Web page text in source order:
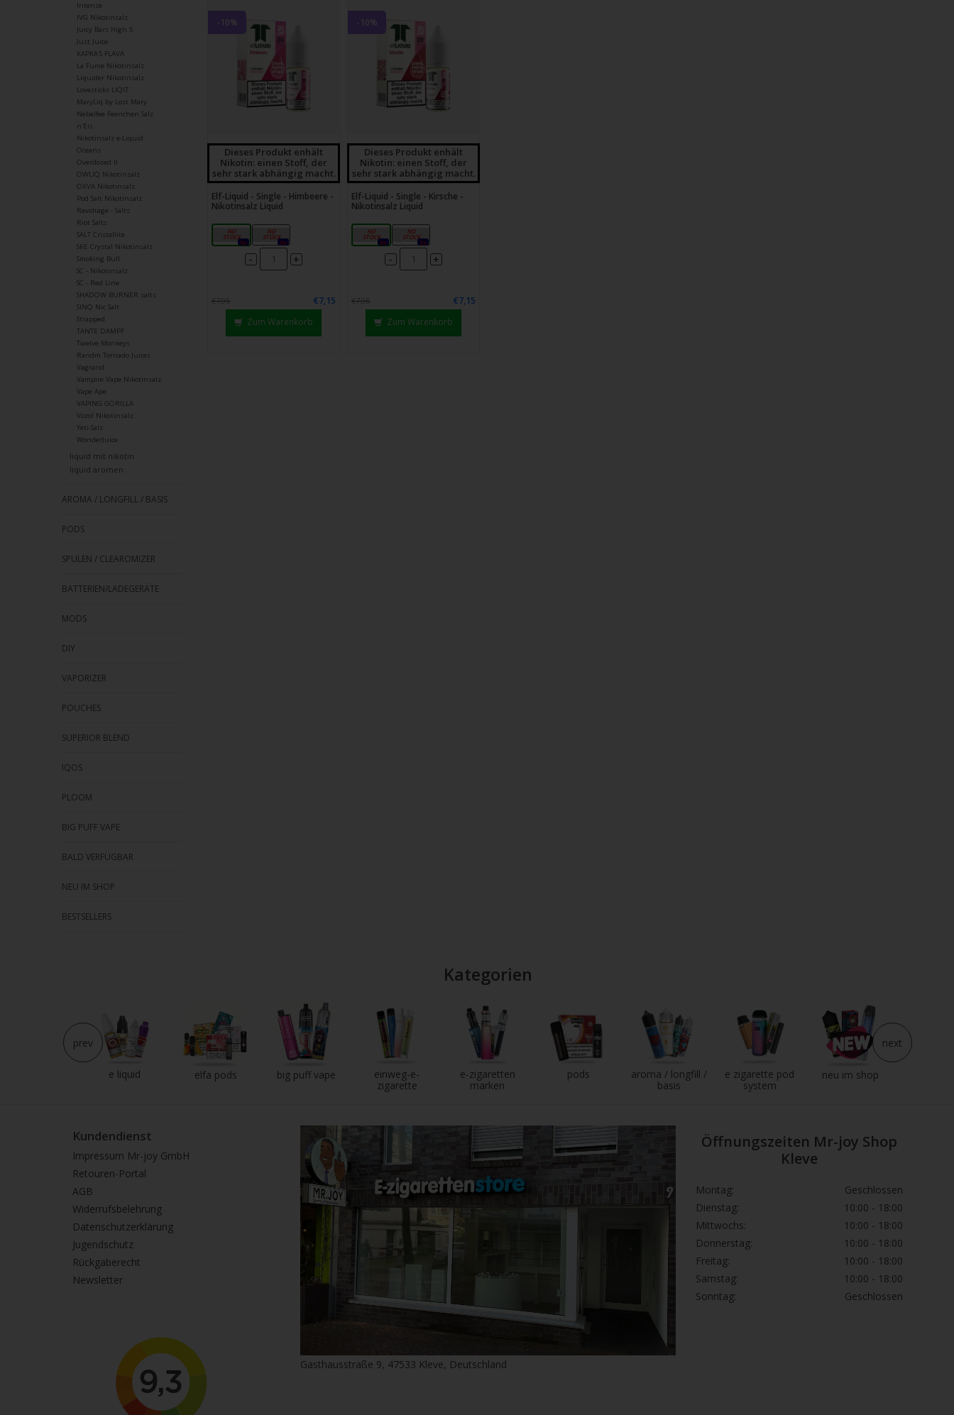
Intense
IVG Nikotinsalz
Juicy Bars High 5
Just Juice
KAPKA'S FLAVA
La Fume Nikotinsalz
Liquider Nikotinsalz
Lovesticks LIQIT
MaryLiq by Lost Mary
Nebelfee Feenchen Salz
n'Eis
Nikotinsalz e-Liquid
Oceans
Overdosed II
OWLIQ Nikotinsalz
OXVA Nikotinsalz
Pod Salt Nikotinsalz
Revoltage - Salts
Riot Salts
SALT Cristallite
SKE Crystal Nikotinsalz
Smoking Bull
SC - Nikotinsalz
SC - Red Line
SHADOW BURNER salts
SINQ Nic Salt
Strapped
TANTE DAMPF
Twelve Monkeys
Randm Tornado Juices
Vagrand
Vampire Vape Nikotinsalz
Vape Ape
VAPING GORILLA
Vozol Nikotinsalz
Yeti-Salz
WonderJuice
liquid mit nikotin
liquid aromen
AROMA / LONGFILL / BASIS
PODS
SPULEN / CLEAROMIZER
BATTERIEN/LADEGERÄTE
MODS
DIY
VAPORIZER
POUCHES
SUPERIOR BLEND
IQOS
PLOOM
BIG PUFF VAPE
BALD VERFÜGBAR
NEU IM SHOP
BESTSELLERS
-10%
Dieses Produkt enhält
Nikotin: einen Stoff, der
sehr stark abhängig macht.
Elf-Liquid - Single - Himbeere -
Nikotinsalz Liquid
10mg
0x
20mg
0x
- +
€7,95
€7,15
Zum Warenkorb
-10%
Dieses Produkt enhält
Nikotin: einen Stoff, der
sehr stark abhängig macht.
Elf-Liquid - Single - Kirsche -
Nikotinsalz Liquid
10mg
0x
20mg
0x
- +
€7,95
€7,15
Zum Warenkorb
Kategorien
e liquid elfa pods big puff vape
einweg-e-
zigarette
e-zigaretten
marken
pods
aroma / longfill /
basis
e zigarette pod
system
neu im shop
prev next
Kundendienst
Impressum Mr-joy GmbH
Retouren-Portal
AGB
Widerrufsbelehrung
Datenschutzerklärung
Jugendschutz
Rückgaberecht
Newsletter
Gasthausstraße 9, 47533 Kleve, Deutschland
Öffnungszeiten Mr-joy Shop
Kleve
Montag:
Geschlossen
Dienstag:
10:00 - 18:00
Mittwochs:
10:00 - 18:00
Donnerstag:
10:00 - 18:00
Freitag:
10:00 - 18:00
Samstag:
10:00 - 18:00
Sonntag:
Geschlossen